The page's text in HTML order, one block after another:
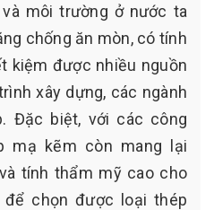
môi trường ở nước ta
chống ăn mòn, có tính
kiệm được nhiều nguồn
xây dựng, các ngành
Đặc biệt, với các công
mạ kẽm còn mang lại
tính thẩm mỹ cao cho
để chọn được loại thép